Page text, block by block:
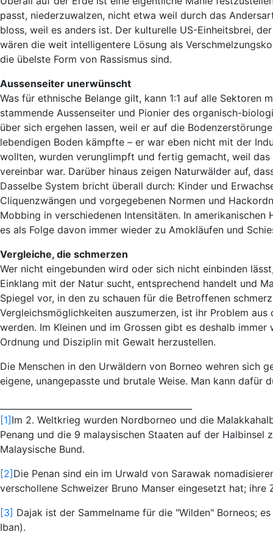
passt, niederzuwalzen, nicht etwa weil durch das
bloss, weil es anders ist. Der kulturelle US-Einheitsbrei,
wären die weit intelligentere Lösung als
die übelste Form von Rassismus sind.
Aussenseiter unerwünscht
Was für ethnische Belange gilt, kann 1:1 auf alle Sektoren
stammende Aussenseiter und Pionier des organisch-
über sich ergehen lassen, weil er auf die
lebendigen Boden kämpfte – er war eben nicht mit der
wollten, wurden verunglimpft und fertig gemacht, weil
vereinbar war. Darüber hinaus zeigen Naturwälder auf,
Dasselbe System bricht überall durch: Kinder und
Cliquenzwängen und vorgegebenen Normen und
Mobbing in verschiedenen Intensitäten. In
es als Folge davon immer wieder zu Amokläufen und
Vergleiche, die schmerzen
Wer nicht eingebunden wird oder sich nicht einbinden
Einklang mit der Natur sucht, entsprechend handelt und
Spiegel vor, in den zu schauen für die Betroffenen
Vergleichsmöglichkeiten auszumerzen, ist ihr Problem
werden. Im Kleinen und im Grossen gibt es deshalb
Ordnung und Disziplin mit Gewalt herzustellen.
Die Menschen in den Urwäldern von Borneo wehren sich
eigene, unangepasste und brutale Weise. Man kann dafür
[1]Im 2. Weltkrieg wurden Nordborneo und die
Penang und die 9 malaysischen Staaten auf der
Malaysische Bund.
[2]Die Penan sind ein im Urwald von Sarawak
verschollene Schweizer Bruno Manser eingesetzt hat;
[3] Dajak ist der Sammelname für die "Wilden" Borneos;
Iban).